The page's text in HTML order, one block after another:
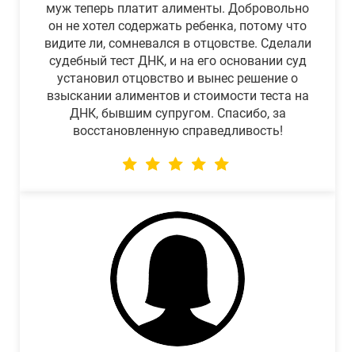
муж теперь платит алименты. Добровольно
он не хотел содержать ребенка, потому что
видите ли, сомневался в отцовстве. Сделали
судебный тест ДНК, и на его основании суд
установил отцовство и вынес решение о
взыскании алиментов и стоимости теста на
ДНК, бывшим супругом. Спасибо, за
восстановленную справедливость!